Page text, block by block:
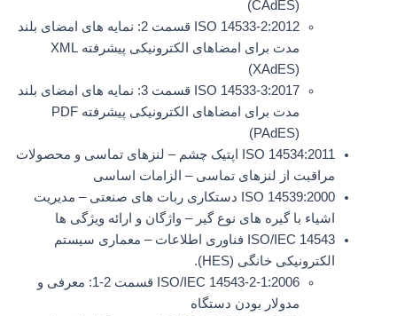
(CAdES)
ISO 14533-2:2012 قسمت 2: نمایه های امضای بلند
مدت برای امضاهای الکترونیکی پیشرفته XML
(XAdES)
ISO 14533-3:2017 قسمت 3: نمایه های امضای بلند
مدت برای امضاهای الکترونیکی پیشرفته PDF
(PAdES)
ISO 14534:2011 اپتیک چشم – لنزهای تماسی و محصولات
مراقبت از لنزهای تماسی – الزامات اساسی
ISO 14539:2000 دستکاری ربات های صنعتی – مدیریت
اشیاء با گیره های نوع گیر – واژگان و ارائه ویژگی ها
ISO/IEC 14543 فناوری اطلاعات – معماری سیستم
الکترونیکی خانگی (HES).
ISO/IEC 14543-2-1:2006 قسمت 2-1: معرفی و
مدولار بودن دستگاه